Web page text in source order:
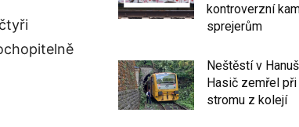
kontroverzní
sprejerům
Neštěstí v
Hasič zemřel
stromu z kolejí